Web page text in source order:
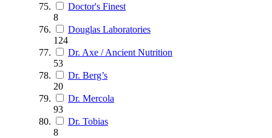
Doctor's Finest
8
Douglas Laboratories
124
Dr. Axe / Ancient Nutrition
53
Dr. Berg’s
20
Dr. Mercola
93
Dr. Tobias
8